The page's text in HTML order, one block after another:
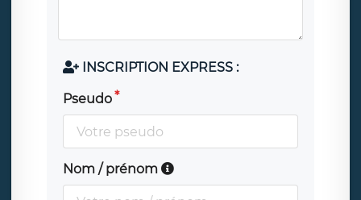
INSCRIPTION EXPRESS :
Pseudo
Nom / prénom